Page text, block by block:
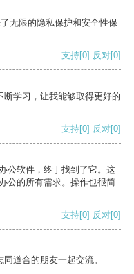
无限的隐私保护和安全性保
支持[0] 反对[0]
学习，让我能够取得更好的
支持[0] 反对[0]
公软件，终于找到了它。这
公的所有需求。操作也很简
支持[0] 反对[0]
道合的朋友一起交流。